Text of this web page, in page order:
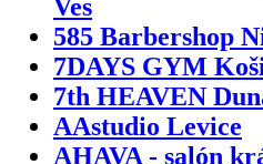
Ves
585 Barbershop
7DAYS GYM
7th HEAVEN
AAstudio Levice
AHAVA - salón